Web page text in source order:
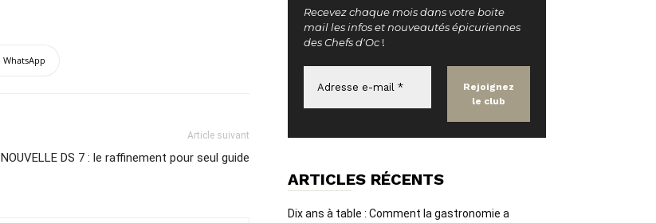
WhatsApp
Article suivant
NOUVELLE DS 7 : le raffinement pour seul guide
Recevez chaque mois dans votre boite
mail les infos et nouveautés épicuriennes
des Chefs d'Oc !
ARTICLES RÉCENTS
Dix ans à table : Comment la gastronomie a